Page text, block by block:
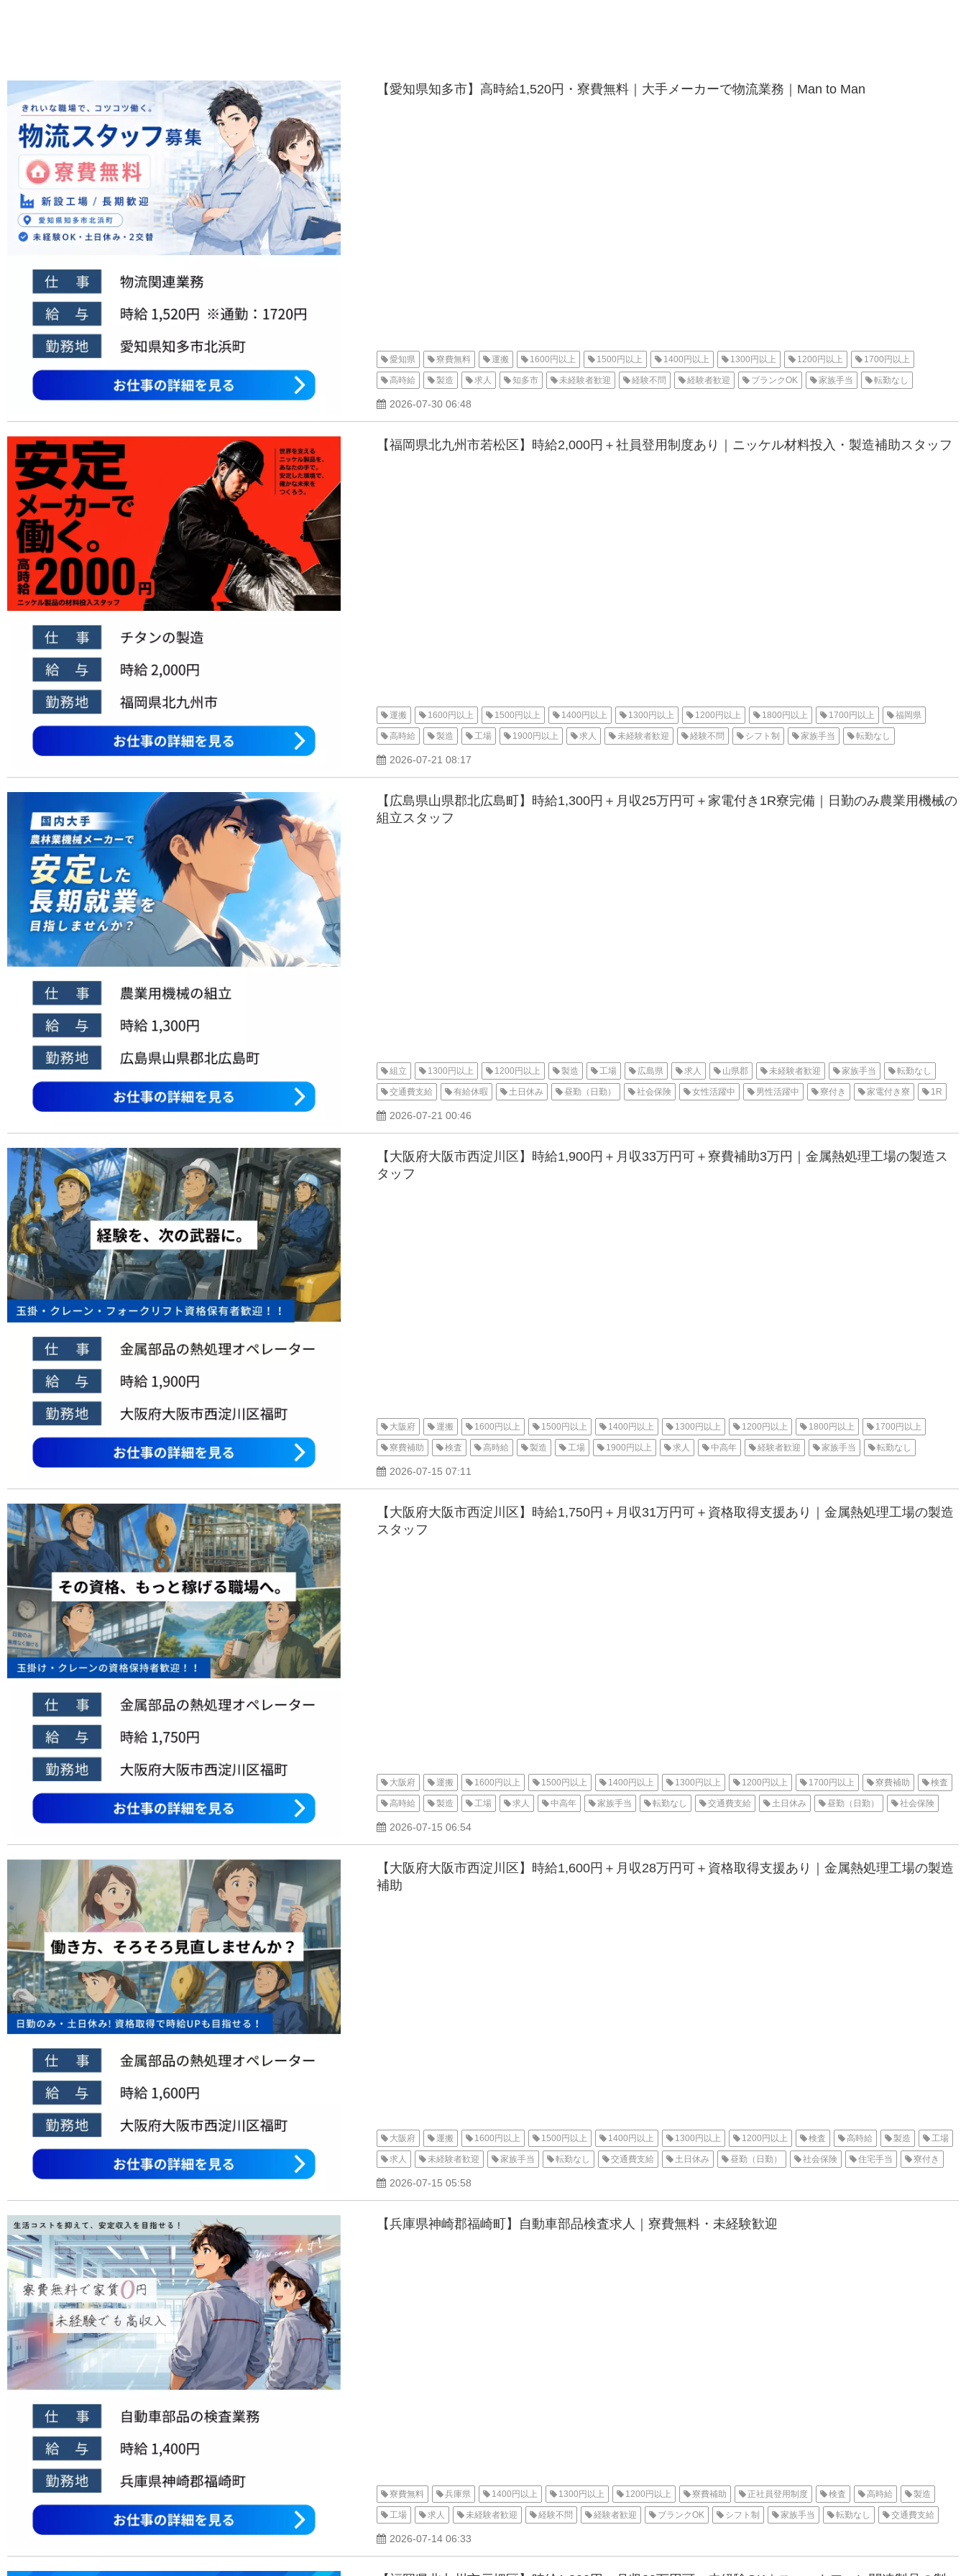
【愛知県知多市】高時給1,520円・寮費無料｜大手メーカーで物流業務｜Man to Man
愛知県 寮費無料 運搬 1600円以上 1500円以上 1400円以上 1300円以上 1200円以上 1700円以上
高時給 製造 求人 知多市 未経験者歓迎 経験不問 経験者歓迎 ブランクOK 家族手当 転勤なし
交通費支給 有給休暇
男性活躍中 寮付き 家電付き寮 1R 派遣 高収入 住み込み 名古屋オフィス 待機寮
2026-07-30 06:48
【福岡県北九州市若松区】時給2,000円＋社員登用制度あり｜ニッケル材料投入・製造補助スタッフ
運搬 1600円以上 1500円以上 1400円以上 1300円以上 1200円以上 1800円以上 1700円以上 福岡県
高時給 製造 工場 1900円以上 求人 未経験者歓迎 経験不問 シフト制 家族手当 転勤なし
交通費支給 資格不要
北九州市 待機寮
2026-07-21 08:17
【広島県山県郡北広島町】時給1,300円＋月収25万円可＋家電付き1R寮完備｜日勤のみ農業用機械の
組立スタッフ
組立 1300円以上 1200円以上 製造 工場 広島県 求人 山県郡 未経験者歓迎 家族手当 転勤なし
交通費支給 有給休暇 土日休み 昼勤（日勤） 社会保険 女性活躍中 男性活躍中 寮付き 家電付き寮 1R
派遣 広島オフィス
2026-07-21 00:46
【大阪府大阪市西淀川区】時給1,900円＋月収33万円可＋寮費補助3万円｜金属熱処理工場の製造ス
タッフ
大阪府 運搬 1600円以上 1500円以上 1400円以上 1300円以上 1200円以上 1800円以上 1700円以上
寮費補助 検査 高時給 製造 工場 1900円以上 求人 中高年 経験者歓迎 家族手当 転勤なし
土日休み 昼勤（日勤）
待機寮 大阪市
2026-07-15 07:11
【大阪府大阪市西淀川区】時給1,750円＋月収31万円可＋資格取得支援あり｜金属熱処理工場の製造
スタッフ
大阪府 運搬 1600円以上 1500円以上 1400円以上 1300円以上 1200円以上 1700円以上 寮費補助 検査
高時給 製造 工場 求人 中高年 家族手当 転勤なし 交通費支給 土日休み 昼勤（日勤） 社会保険
住宅手当 男性活躍中
2026-07-15 06:54
【大阪府大阪市西淀川区】時給1,600円＋月収28万円可＋資格取得支援あり｜金属熱処理工場の製造
補助
大阪府 運搬 1600円以上 1500円以上 1400円以上 1300円以上 1200円以上 検査 高時給 製造 工場
求人 未経験者歓迎 家族手当 転勤なし 交通費支給 土日休み 昼勤（日勤） 社会保険 住宅手当 寮付き
家電付き寮 1R
2026-07-15 05:58
【兵庫県神崎郡福崎町】自動車部品検査求人｜寮費無料・未経験歓迎
寮費無料 兵庫県 1400円以上 1300円以上 1200円以上 寮費補助 正社員登用制度 検査 高時給 製造
工場 求人 未経験者歓迎 経験不問 経験者歓迎 ブランクOK シフト制 家族手当 転勤なし 交通費支給
有給休暇 夜勤
男性活躍中 寮付き 家電付き寮 1R 派遣 高収入 住み込み 加古川オフィス 待機寮 神崎郡福崎町
2026-07-14 06:33